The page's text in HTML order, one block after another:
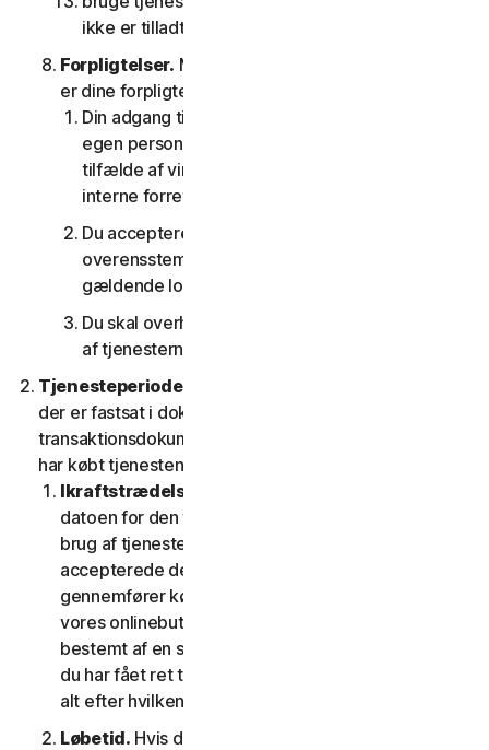
ikke er tilladt i henhold til denne LSA.
Forpligtelser. Med hensyn til brugen af tjenesten
er dine forpligtelser som følger:
Din adgang til forbrugertjenesterne er kun til din
egen personlige brug eller husstandsbrug, eller i
tilfælde af virksomhedstjenester kun til din
interne forretningsbrug;
Du accepterer at bruge tjenesterne i
overensstemmelse med denne LSA og alle
gældende love og regler
Du skal overholde alle tekniske begrænsninger
af tjenesterne og/eller softwaren.
Tjenesteperiode.
der er fastsat i dokumentationen eller i den gældende
transaktionsdokumentation fra den udbyder, som du
har købt tjenesten hos.
Ikraftstrædelsesdato.
datoen for den første installation af softwaren eller
brug af tjenesten; eller (b) datoen, hvor du
accepterede denne LSA; eller (c) den dato, hvor du
gennemfører købet, hvis du har købt tjenesten i
vores onlinebutik; eller (d) den dato, der er
bestemt af en sådan udbyder som gældende, hvis
du har fået ret til at bruge tjenesten fra en udbyder,
alt efter hvilken dato der kommer først.
Løbetid. Hvis du har et tidsbegrænset